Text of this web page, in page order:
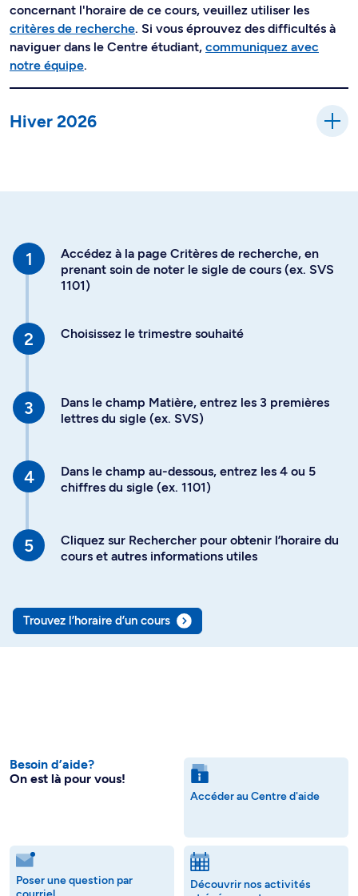
concernant l'horaire de ce cours, veuillez utiliser les
critères de recherche. Si vous éprouvez des difficultés à
naviguer dans le Centre étudiant, communiquez avec
notre équipe.
Hiver 2026
Accédez à la page Critères de recherche, en
prenant soin de noter le sigle de cours (ex. SVS
1101)
Choisissez le trimestre souhaité
Dans le champ Matière, entrez les 3 premières
lettres du sigle (ex. SVS)
Dans le champ au-dessous, entrez les 4 ou 5
chiffres du sigle (ex. 1101)
Cliquez sur Rechercher pour obtenir l’horaire du
cours et autres informations utiles
Trouvez l’horaire d’un cours
Besoin d’aide?
On est là pour vous!
Accéder au Centre d'aide
Poser une question par
Découvrir nos activités